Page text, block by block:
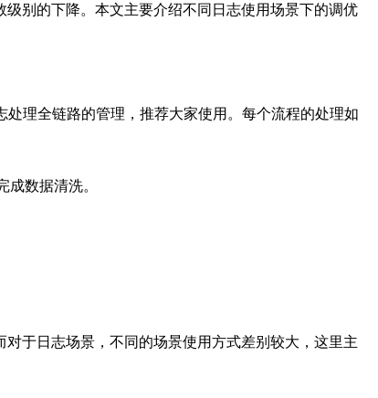
级别的下降。本文主要介绍不同日志使用场景下的调优
处理全链路的管理，推荐大家使用。每个流程的处理如
成数据清洗。
对于日志场景，不同的场景使用方式差别较大，这里主